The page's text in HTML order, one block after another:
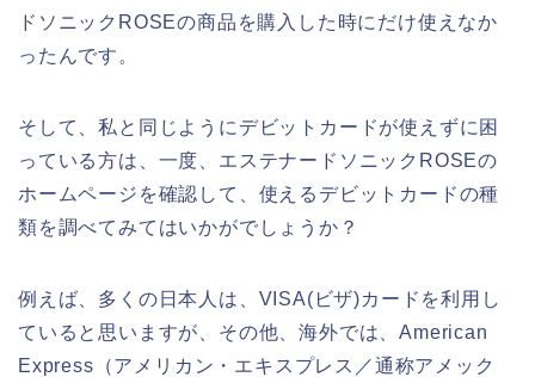
ドソニックROSEの商品を購入した時にだけ使えなか
ったんです。
そして、私と同じようにデビットカードが使えずに困
っている方は、一度、エステナードソニックROSEの
ホームページを確認して、使えるデビットカードの種
類を調べてみてはいかがでしょうか？
例えば、多くの日本人は、VISA(ビザ)カードを利用し
ていると思いますが、その他、海外では、American
Express（アメリカン・エキスプレス／通称アメック